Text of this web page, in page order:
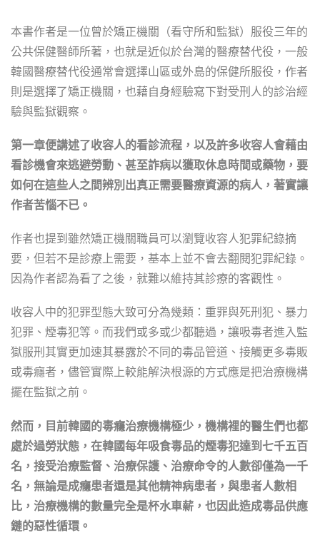
本書作者是一位曾於矯正機關（看守所和監獄）服役三年的
公共保健醫師所著，也就是近似於台灣的醫療替代役，一般
韓國醫療替代役通常會選擇山區或外島的保健所服役，作者
則是選擇了矯正機關，也藉自身經驗寫下對受刑人的診治經
驗與監獄觀察。
第一章便講述了收容人的看診流程，以及許多收容人會藉由
看診機會來逃避勞動、甚至詐病以獲取休息時間或藥物，要
如何在這些人之間辨別出真正需要醫療資源的病人，著實讓
作者苦惱不已。
作者也提到雖然矯正機關職員可以瀏覽收容人犯罪紀錄摘
要，但若不是診療上需要，基本上並不會去翻閱犯罪紀錄。
因為作者認為看了之後，就難以維持其診療的客觀性。
收容人中的犯罪型態大致可分為幾類：重罪與死刑犯、暴力
犯罪、煙毒犯等。而我們或多或少都聽過，讓吸毒者進入監
獄服刑其實更加速其暴露於不同的毒品管道、接觸更多毒販
或毒癮者，儘管實際上較能解決根源的方式應是把治療機構
擺在監獄之前。
然而，目前韓國的毒癮治療機構極少，機構裡的醫生們也都
處於過勞狀態，在韓國每年吸食毒品的煙毒犯達到七千五百
名，接受治療監督、治療保護、治療命令的人數卻僅為一千
名，無論是成癮患者還是其他精神病患者，與患者人數相
比，治療機構的數量完全是杯水車薪，也因此造成毒品供應
鏈的惡性循環。